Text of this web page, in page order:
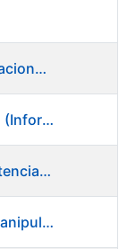
Técnico de Mantenimiento y Aplicaciones Industriales - Centro de trabajo de Burgos
OE 09/19 - Analista de Informática (Informática)
Director/a de Coordinación y Asistencia Técnica a la Presidencia -Dirección General
OE 11/21 Revisor de Producción Manipulado Timbre